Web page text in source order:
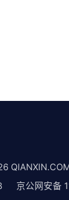
京公网安备